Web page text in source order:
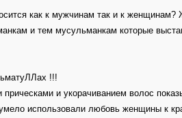
как к мужчинам так и к
и тем мусульманкам которые
!!!
прическами и укорачиванием волос
использовали любовь женщины к